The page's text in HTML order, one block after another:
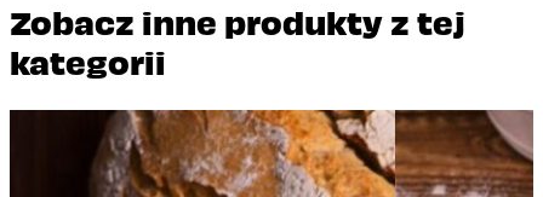
Zobacz inne produkty z tej
kategorii